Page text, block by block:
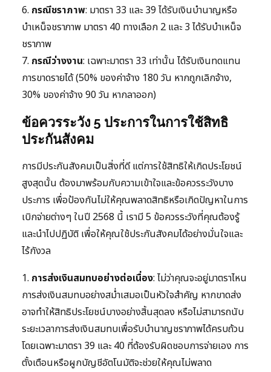
6. กรณีชราภาพ: มาตรา 33 และ 39 ได้รับเงินบำนาญหรือ
บำเหน็จชราภาพ มาตรา 40 ทางเลือก 2 และ 3 ได้รับบำเหน็จ
ชราภาพ
7. กรณีว่างงาน: เฉพาะมาตรา 33 เท่านั้น ได้รับเงินทดแทน
การขาดรายได้ (50% ของค่าจ้าง 180 วัน หากถูกเลิกจ้าง,
30% ของค่าจ้าง 90 วัน หากลาออก)
ข้อควรระวัง 5 ประการในการใช้สิทธิ
ประกันสังคม
การมีประกันสังคมเป็นสิ่งที่ดี แต่การใช้สิทธิให้เกิดประโยชน์
สูงสุดนั้น ต้องมาพร้อมกับความเข้าใจและข้อควรระวังบาง
ประการ เพื่อป้องกันไม่ให้คุณพลาดสิทธิหรือเกิดปัญหาในการ
เบิกจ่ายต่างๆ ในปี 2568 นี้ เรามี 5 ข้อควรระวังที่คุณต้องรู้
และนำไปปฏิบัติ เพื่อให้คุณใช้ประกันสังคมได้อย่างมั่นใจและ
ไร้กังวล
1. การส่งเงินสมทบอย่างต่อเนื่อง: ไม่ว่าคุณจะอยู่มาตราไหน
การส่งเงินสมทบอย่างสม่ำเสมอเป็นหัวใจสำคัญ หากขาดส่ง
อาจทำให้สิทธิประโยชน์บางอย่างสิ้นสุดลง หรือไม่สามารถนับ
ระยะเวลาการส่งเงินสมทบเพื่อรับบำนาญชราภาพได้ครบถ้วน
โดยเฉพาะมาตรา 39 และ 40 ที่ต้องรับผิดชอบการจ่ายเอง การ
ตั้งเตือนหรือผูกบัญชีอัตโนมัติจะช่วยให้คุณไม่พลาด